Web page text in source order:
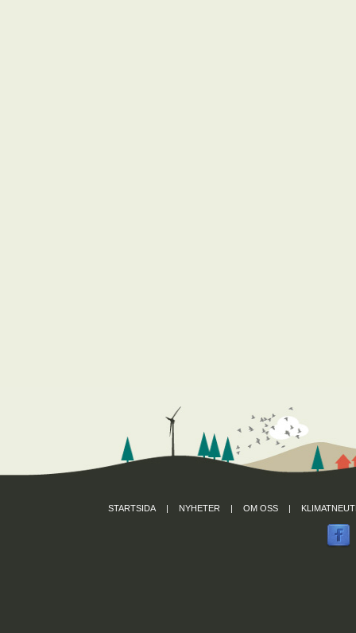
STARTSIDA | NYHETER | OM OSS |